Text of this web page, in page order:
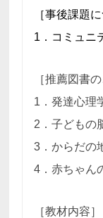
［事後課題に
1．コミュニ
［推薦図書の
1．発達心理
2．子どもの
3．からだの
4．赤ちゃん
［教材内容］